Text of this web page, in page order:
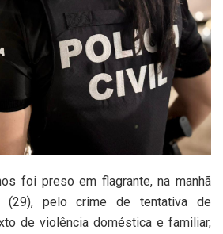
foi preso em flagrante, na manhã
(29), pelo crime de tentativa de
de violência doméstica e familiar,